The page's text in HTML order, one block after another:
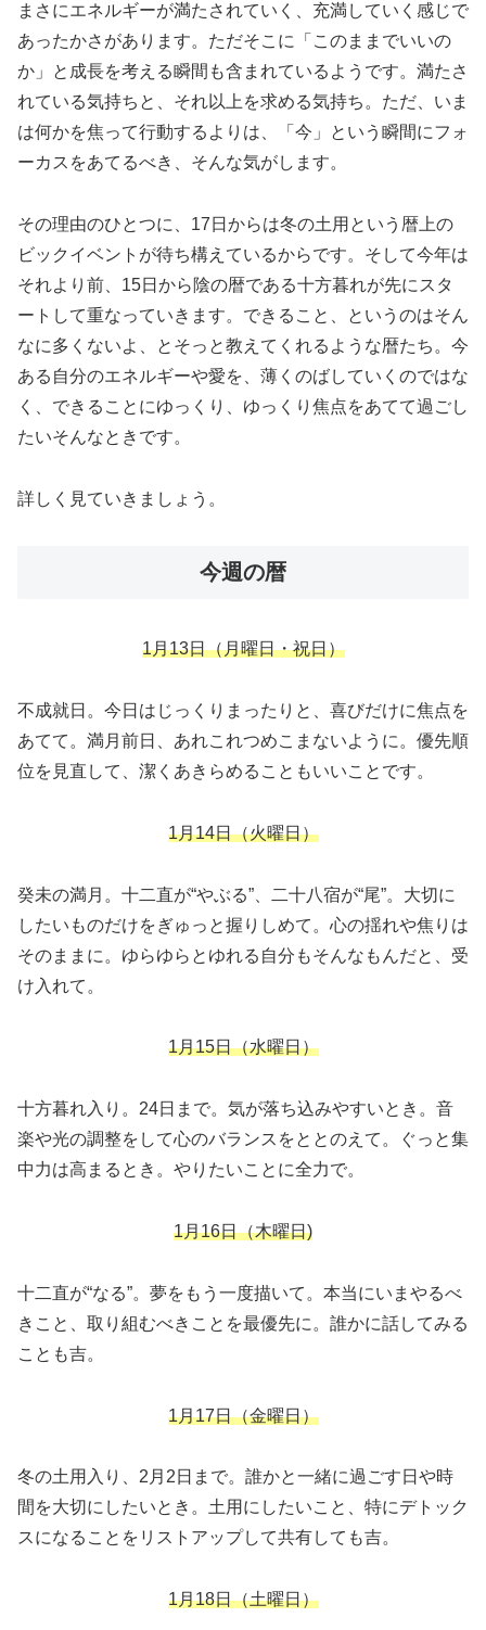
まさにエネルギーが満たされていく、充満していく感じで
あったかさがあります。ただそこに「このままでいいの
か」と成長を考える瞬間も含まれているようです。満たさ
れている気持ちと、それ以上を求める気持ち。ただ、いま
は何かを焦って行動するよりは、「今」という瞬間にフォ
ーカスをあてるべき、そんな気がします。
その理由のひとつに、17日からは冬の土用という暦上の
ビックイベントが待ち構えているからです。そして今年は
それより前、15日から陰の暦である十方暮れが先にスタ
ートして重なっていきます。できること、というのはそん
なに多くないよ、とそっと教えてくれるような暦たち。今
ある自分のエネルギーや愛を、薄くのばしていくのではな
く、できることにゆっくり、ゆっくり焦点をあてて過ごし
たいそんなときです。
詳しく見ていきましょう。
今週の暦
1月13日（月曜日・祝日）
不成就日。今日はじっくりまったりと、喜びだけに焦点を
あてて。満月前日、あれこれつめこまないように。優先順
位を見直して、潔くあきらめることもいいことです。
1月14日（火曜日）
癸未の満月。十二直が“やぶる”、二十八宿が“尾”。大切に
したいものだけをぎゅっと握りしめて。心の揺れや焦りは
そのままに。ゆらゆらとゆれる自分もそんなもんだと、受
け入れて。
1月15日（水曜日）
十方暮れ入り。24日まで。気が落ち込みやすいとき。音
楽や光の調整をして心のバランスをととのえて。ぐっと集
中力は高まるとき。やりたいことに全力で。
1月16日（木曜日)
十二直が“なる”。夢をもう一度描いて。本当にいまやるべ
きこと、取り組むべきことを最優先に。誰かに話してみる
ことも吉。
1月17日（金曜日）
冬の土用入り、2月2日まで。誰かと一緒に過ごす日や時
間を大切にしたいとき。土用にしたいこと、特にデトック
スになることをリストアップして共有しても吉。
1月18日（土曜日）